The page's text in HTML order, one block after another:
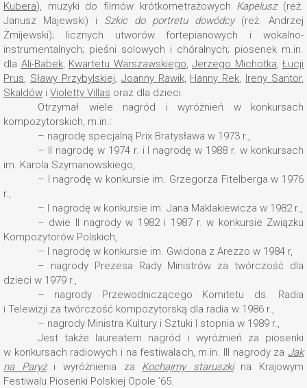
Kubera), muzyki do filmów krótkometrażowych Kapelusz(reż.
Janusz Majewski) i Szkic do portretu dowódcy(reż. Andrzej
Żmijewski); licznych utworów fortepianowych i wokalno-
instrumentalnych; pieśni solowych i chóralnych; piosenek m.in.
dla Ali-Babek, Kwartetu Warszawskiego, Jerzego Michotka, Łucji
Prus, Sławy Przybylskiej, Joanny Rawik, Hanny Rek, Ireny Santor,
Skaldów i Violetty Villas oraz dla dzieci.
Otrzymał wiele nagród i wyróżnień w konkursach
kompozytorskich, m.in.:
– nagrodę specjalną Prix Bratysława w 1973 r.,
– II nagrodę w 1974 r. i I nagrodę w 1988 r. w konkursach
im. Karola Szymanowskiego,
– I nagrodę w konkursie im. Grzegorza Fitelberga w 1976
r.,
– I nagrodę w konkursie im. Jana Maklakiewicza w 1982 r.,
– dwie II nagrody w 1982 i 1987 r. w konkursie Związku
Kompozytorów Polskich,
– I nagrodę w konkursie im. Gwidona z Arezzo w 1984 r,
– nagrody Prezesa Rady Ministrów za twórczość dla
dzieci w 1979 r.,
– nagrody Przewodniczącego Komitetu ds. Radia
i Telewizji za twórczość kompozytorską dla radia w 1986 r.,
– nagrody Ministra Kultury i Sztuki I stopnia w 1989 r.,
Jest także laureatem nagród i wyróżnień za piosenki
w konkursach radiowych i na festiwalach, m.in. III nagrody za Jak
na Paryżi wyróżnienia za Kochajmy staruszkina Krajowym
Festiwalu Piosenki Polskiej Opole ’65.